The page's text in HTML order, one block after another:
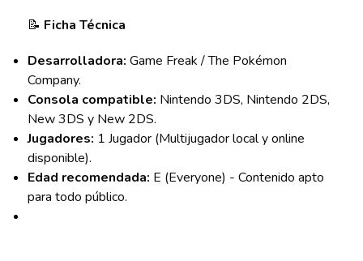
📝 Ficha Técnica
Desarrolladora: Game Freak / The Pokémon
Company.
Consola compatible: Nintendo 3DS, Nintendo 2DS,
New 3DS y New 2DS.
Jugadores: 1 Jugador (Multijugador local y online
disponible).
Edad recomendada: E (Everyone) - Contenido apto
para todo público.